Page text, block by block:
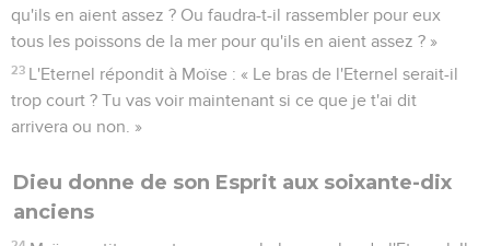
qu'ils en aient assez ? Ou faudra-t-il rassembler pour eux
tous les poissons de la mer pour qu'ils en aient assez ? »
23 L'Eternel répondit à Moïse : « Le bras de l'Eternel serait-il
trop court ? Tu vas voir maintenant si ce que je t'ai dit
arrivera ou non. »
Dieu donne de son Esprit aux soixante-dix
anciens